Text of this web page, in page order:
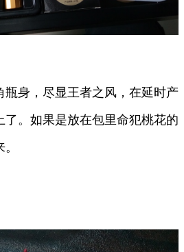
瓶身，尽显王者之风，在延时产
了。如果是放在包里命犯桃花的